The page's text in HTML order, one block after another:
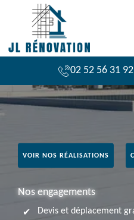
02 52 56 31 92
VOIR NOS RÉALISATIONS
Nos engagements
Devis et déplacement